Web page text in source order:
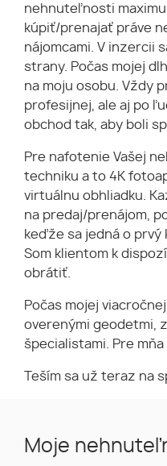
nehnuteľnosti
kúpiť/prenajať práve
nájomcami. V inzercii
strany. Počas mojej
na moju osobu. Vždy
profesijnej, ale aj po
obchod tak, aby boli
Pre nafotenie Vašej
techniku a to 4K
virtuálnu obhliadku.
na predaj/prenájom,
keďže sa jedná o
Som klientom k
obrátiť.
Počas mojej
overenými geodetmi,
špecialistami. Pre
Teším sa už teraz na
Moje